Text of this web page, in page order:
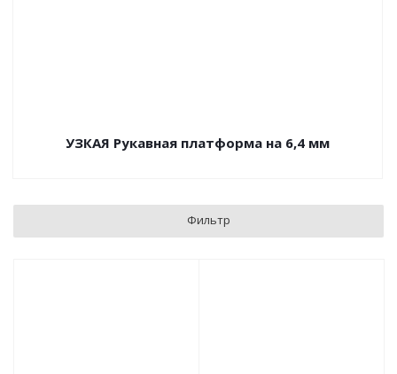
УЗКАЯ Рукавная платформа на 6,4 мм
Фильтр